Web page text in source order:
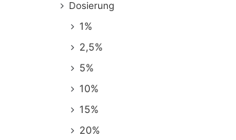
Dosierung
1%
2,5%
5%
10%
15%
20%